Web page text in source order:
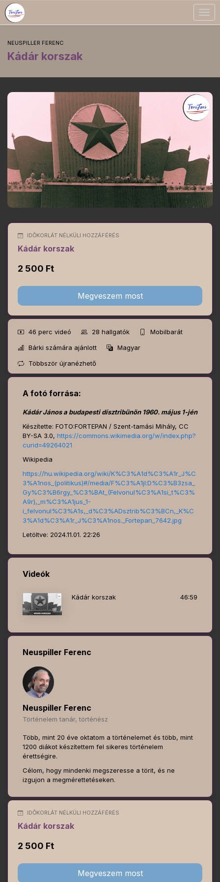
NEUSPILLER FERENC
Kádár korszak
IDŐKORLÁT NÉLKÜLI HOZZÁFÉRÉS
Kádár korszak
2 500 Ft
Megveszem most
46 perc videó 28 hallgatók
Mobilbarát
Bárki számára ajánlott
Magyar
Többször újranézhető
A fotó forrása:
Kádár János a budapesti dísztribünön 1960. május 1-jén
Készítette: FOTO:FORTEPAN / Szent-tamási Mihály, CC
BY-SA 3.0, https://commons.wikimedia.org/w/index.php?
curid=49264021
Wikipedia
https://hu.wikipedia.org/wiki/K%C3%A1d%C3%A1r_J%C
3%A1nos_(politikus)#/media/F%C3%A1jl:D%C3%B3zsa_
Gy%C3%B6rgy_%C3%BAt_(Felvonul%C3%A1si_t%C3%
A9r),_m%C3%A1jus_1-
i_felvonul%C3%A1s,_d%C3%ADsztrib%C3%BCn,_K%C
3%A1d%C3%A1r_J%C3%A1nos._Fortepan_7642.jpg
Letöltve: 2024.11.01. 22:26
Videók
Kádár korszak 46:59
Neuspiller Ferenc
Neuspiller Ferenc
Történelem tanár, történész
Több, mint 20 éve oktatom a történelemet és több, mint
1200 diákot készítettem fel sikeres történelem
érettségire.
Célom, hogy mindenki megszeresse a törit, és ne
izgujon a megmérettetéseken.
IDŐKORLÁT NÉLKÜLI HOZZÁFÉRÉS
Kádár korszak
2 500 Ft
Megveszem most